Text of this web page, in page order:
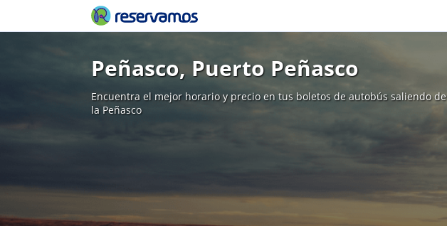
Peñasco, Puerto Peñasco
Encuentra el mejor horario y precio en tus boletos de autobús saliendo de
la Peñasco